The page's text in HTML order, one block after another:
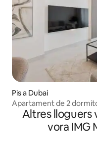
Pis a Dubai
Apartament de 2
Altres lloguers
vora IMG